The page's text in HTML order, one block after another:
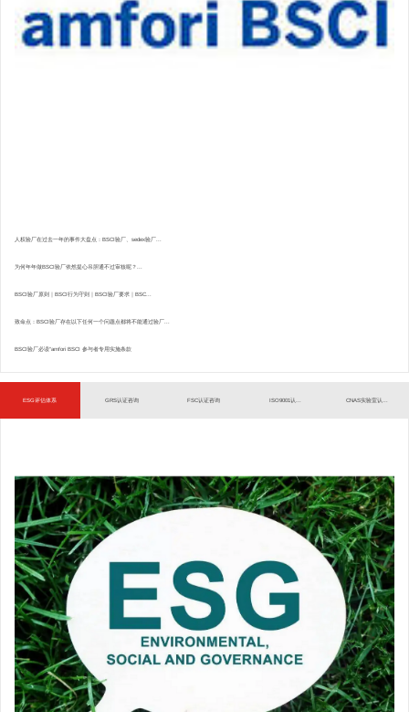
人权验厂在过去一年的事件大盘点：BSCI验厂、sedex验厂...
为何年年做BSCI验厂依然提心吊胆通不过审核呢？...
BSCI验厂原则｜BSCI行为守则｜BSCI验厂要求｜BSC...
致命点：BSCI验厂存在以下任何一个问题点都将不能通过验厂...
BSCI验厂必读”amfori BSCI 参与者专用实施条款
ESG评估体系 GRS认证咨询 FSC认证咨询 ISO9001认... CNAS实验室认...